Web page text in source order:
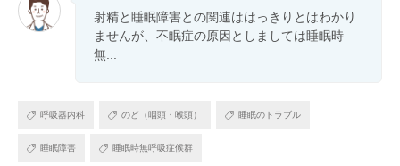
射精と睡眠障害との関連ははっきりとはわかり
ませんが、不眠症の原因としましては睡眠時
無...
呼吸器内科 のど（咽頭・喉頭） 睡眠のトラブル
睡眠障害 睡眠時無呼吸症候群